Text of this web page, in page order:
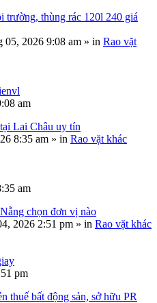
trường, thùng rác 120l 240 giá
05, 2026 9:08 am » in Rao vặt
am
Lai Châu uy tín
8:35 am » in Rao vặt khác
am
chọn đơn vị nào
2026 2:51 pm » in Rao vặt khác
pm
thuế bất động sản, sở hữu PR